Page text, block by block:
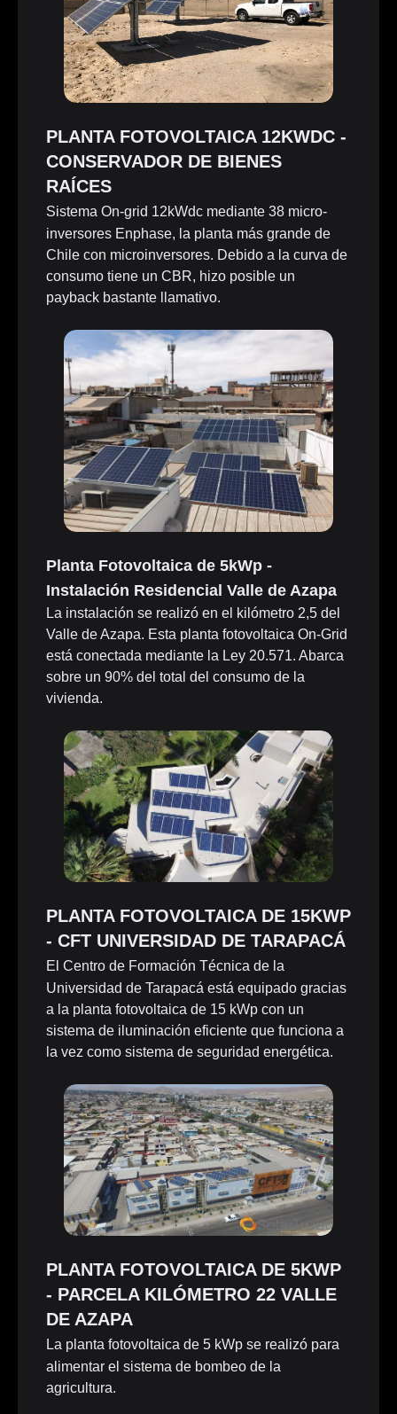
PLANTA FOTOVOLTAICA 12KWDC -
CONSERVADOR DE BIENES
RAÍCES
Sistema On-grid 12kWdc mediante 38 micro-
inversores Enphase, la planta más grande de
Chile con microinversores. Debido a la curva de
consumo tiene un CBR, hizo posible un
payback bastante llamativo.
Planta Fotovoltaica de 5kWp -
Instalación Residencial Valle de Azapa
La instalación se realizó en el kilómetro 2,5 del
Valle de Azapa. Esta planta fotovoltaica On-Grid
está conectada mediante la Ley 20.571. Abarca
sobre un 90% del total del consumo de la
vivienda.
PLANTA FOTOVOLTAICA DE 15KWP
- CFT UNIVERSIDAD DE TARAPACÁ
El Centro de Formación Técnica de la
Universidad de Tarapacá está equipado gracias
a la planta fotovoltaica de 15 kWp con un
sistema de iluminación eficiente que funciona a
la vez como sistema de seguridad energética.
PLANTA FOTOVOLTAICA DE 5KWP
- PARCELA KILÓMETRO 22 VALLE
DE AZAPA
La planta fotovoltaica de 5 kWp se realizó para
alimentar el sistema de bombeo de la
agricultura.